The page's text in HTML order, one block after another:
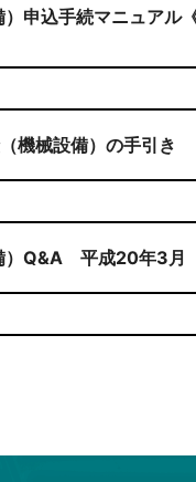
申込手続マニュアル
機械設備）の手引き
）Q&A 平成20年3月